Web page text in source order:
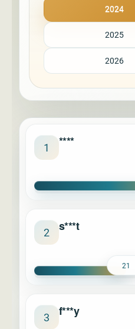
2024
2025
2026
1 ****
2 s***t
21
3 f***y